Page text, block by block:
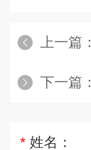
上一篇：
下一篇：
* 姓名：